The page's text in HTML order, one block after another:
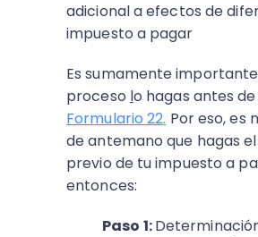
adicional a efectos de
impuesto a pagar
Es sumamente
proceso lo hagas antes
Formulario 22. Por eso, es
de antemano que hagas
previo de tu impuesto a
entonces:
Paso 1: